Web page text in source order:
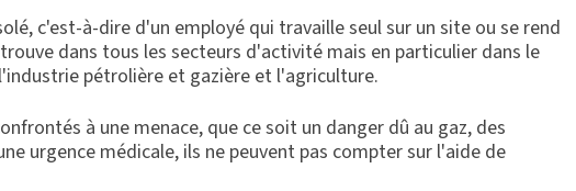
c'est-à-dire d'un employé qui travaille seul sur un site ou se rend
dans tous les secteurs d'activité mais en particulier dans le
pétrolière et gazière et l'agriculture.
à une menace, que ce soit un danger dû au gaz, des
urgence médicale, ils ne peuvent pas compter sur l'aide de